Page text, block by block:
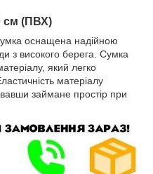
см (ПВХ)
оснащена надійною
з високого берега. Сумка
який легко
матеріалу
займане простір при